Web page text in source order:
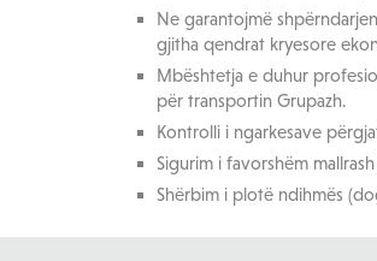
Ne garantojmë
gjitha qendrat kryesore
Mbështetja e duhur
për transportin Grupazh.
Kontrolli i ngarkesave
Sigurim i favorshëm
Shërbim i plotë ndihmës